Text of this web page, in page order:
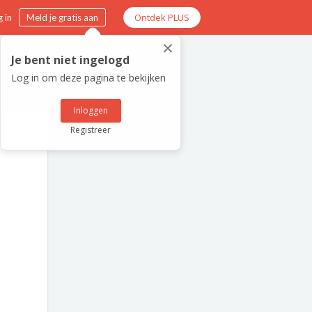
in Meld je gratis aan Ontdek PLUS
×
Je bent niet ingelogd
Log in om deze pagina te bekijken
Inloggen
Registreer